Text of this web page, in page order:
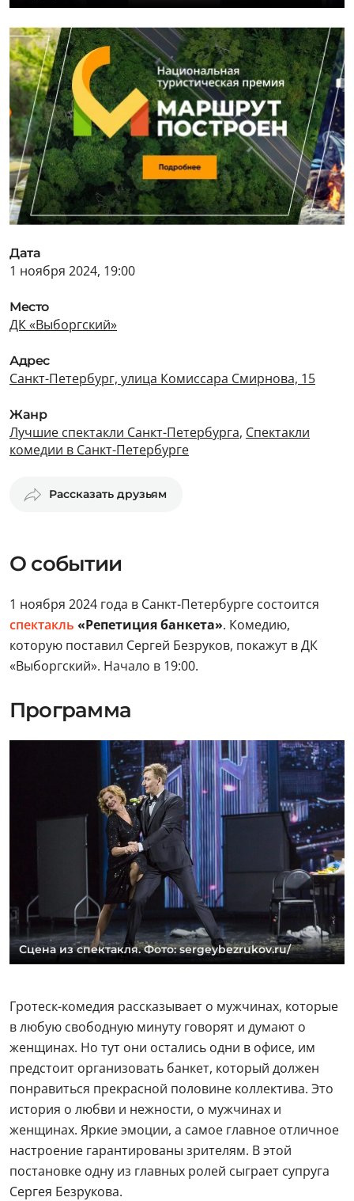
Дата
1 ноября 2024, 19:00
Место
ДК «Выборгский»
Адрес
Санкт-Петербург, улица Комиссара Смирнова, 15
Жанр
Лучшие спектакли Санкт-Петербурга, Спектакли
комедии в Санкт-Петербурге
Рассказать друзьям
О событии
1 ноября 2024 года в Санкт-Петербурге состоится
спектакль «Репетиция банкета». Комедию,
которую поставил Сергей Безруков, покажут в ДК
«Выборгский». Начало в 19:00.
Программа
Сцена из спектакля. Фото: sergeybezrukov.ru/
Гротеск-комедия рассказывает о мужчинах, которые
в любую свободную минуту говорят и думают о
женщинах. Но тут они остались одни в офисе, им
предстоит организовать банкет, который должен
понравиться прекрасной половине коллектива. Это
история о любви и нежности, о мужчинах и
женщинах. Яркие эмоции, а самое главное отличное
настроение гарантированы зрителям. В этой
постановке одну из главных ролей сыграет супруга
Сергея Безрукова.